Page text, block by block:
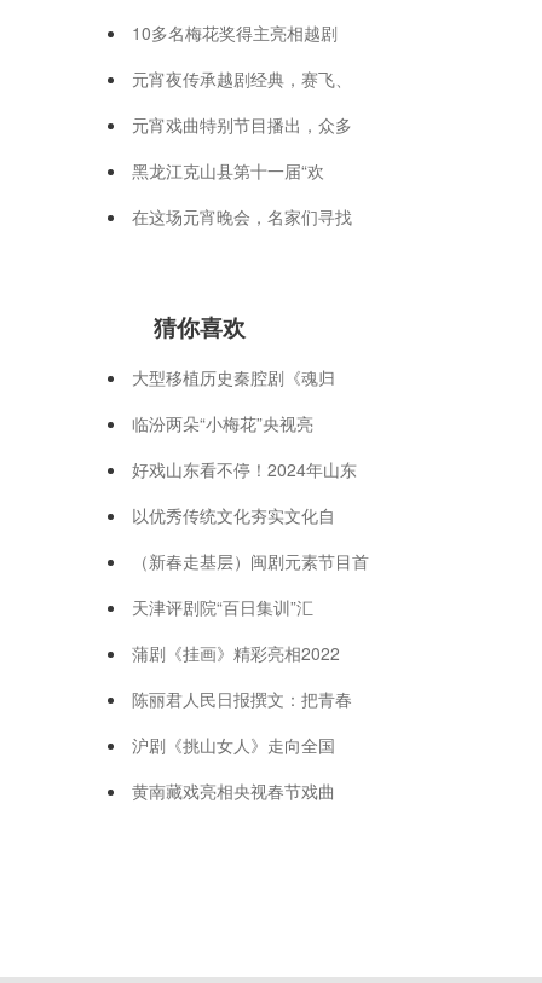
10多名梅花奖得主亮相越剧
元宵夜传承越剧经典，赛飞、
元宵戏曲特别节目播出，众多
黑龙江克山县第十一届“欢
在这场元宵晚会，名家们寻找
猜你喜欢
大型移植历史秦腔剧《魂归
临汾两朵“小梅花”央视亮
好戏山东看不停！2024年山东
以优秀传统文化夯实文化自
（新春走基层）闽剧元素节目首
天津评剧院“百日集训”汇
蒲剧《挂画》精彩亮相2022
陈丽君人民日报撰文：把青春
沪剧《挑山女人》走向全国
黄南藏戏亮相央视春节戏曲